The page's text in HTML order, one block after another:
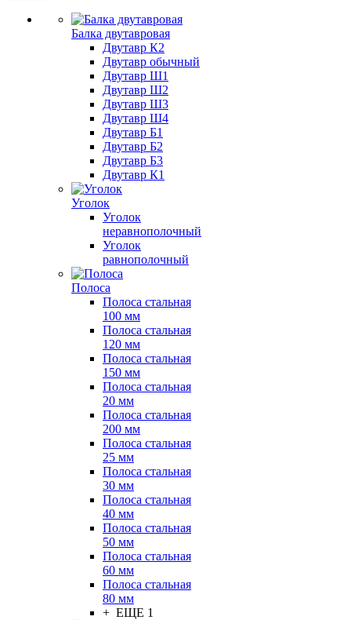
Балка двутавровая
Двутавр К2
Двутавр обычный
Двутавр Ш1
Двутавр Ш2
Двутавр Ш3
Двутавр Ш4
Двутавр Б1
Двутавр Б2
Двутавр Б3
Двутавр К1
Уголок
Уголок
неравнополочный
Уголок
равнополочный
Полоса
Полоса стальная
100 мм
Полоса стальная
120 мм
Полоса стальная
150 мм
Полоса стальная
20 мм
Полоса стальная
200 мм
Полоса стальная
25 мм
Полоса стальная
30 мм
Полоса стальная
40 мм
Полоса стальная
50 мм
Полоса стальная
60 мм
Полоса стальная
80 мм
+ ЕЩЕ 1